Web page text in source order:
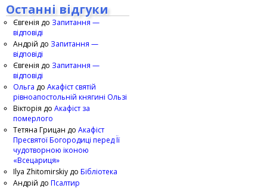
Останні відгуки
Євгенія до Запитання —
відповіді
Андрій до Запитання —
відповіді
Євгенія до Запитання —
відповіді
Ольга до Акафіст святій
рівноапостольній княгині Ользі
Вікторія до Акафіст за
померлого
Тетяна Грицан до Акафіст
Пресвятої Богородиці перед Її
чудотворною іконою
«Всецариця»
Ilya Zhitomirskiy до Бібліотека
Андрій до Псалтир